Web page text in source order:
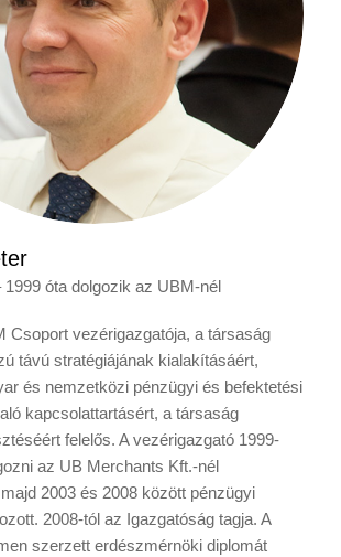
1999 óta dolgozik az UBM-nél
Csoport vezérigazgatója, a társaság
távú stratégiájának kialakításáért,
és nemzetközi pénzügyi és befektetési
kapcsolattartásért, a társaság
felelős. A vezérigazgató 1999-
az UB Merchants Kft.-nél
2003 és 2008 között pénzügyi
2008-tól az Igazgatóság tagja. A
szerzett erdészmérnöki diplomát